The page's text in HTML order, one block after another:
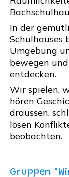
In der
Schulhauses
Umgebung
bewegen
entdecken.
Wir spielen,
hören
draussen,
lösen
beobachten.
Gruppen